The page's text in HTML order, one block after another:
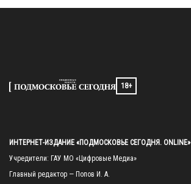
18+
ИНТЕРНЕТ-ИЗДАНИЕ «ПОДМОСКОВЬЕ СЕГОДНЯ. ONLINE»
Учредители: ГАУ МО «Цифровые Медиа»
Главный редактор — Попов И. А.